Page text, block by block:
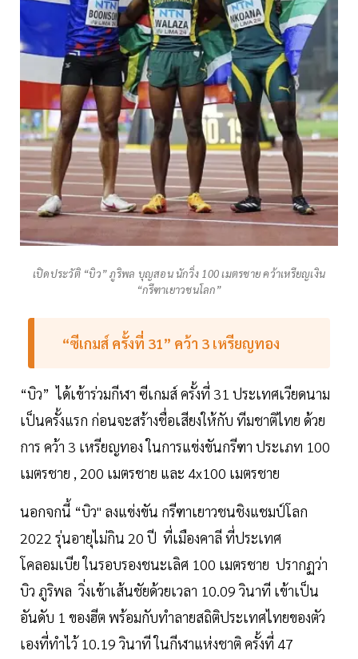
เปิดประวัติ “บิว” ภูริพล บุญสอน นักวิ่ง 100 เมตรชาย คว้าเหรียญเงิน
“กรีฑาเยาวชนโลก”
“ซีเกมส์ ครั้งที่ 31” คว้า 3 เหรียญทอง
“บิว” ได้เข้าร่วมกีฬา ซีเกมส์ ครั้งที่ 31 ประเทศเวียดนาม
เป็นครั้งแรก ก่อนจะสร้างชื่อเสียงให้กับ ทีมชาติไทย ด้วย
การ คว้า 3 เหรียญทอง ในการแข่งขันกรีฑา ประเภท 100
เมตรชาย , 200 เมตรชาย และ 4x100 เมตรชาย
นอกจกนี้ “บิว" ลงแข่งขัน กรีฑาเยาวชนชิงแชมป์โลก
2022 รุ่นอายุไม่กิน 20 ปี ที่เมืองคาลี ที่ประเทศ
โคลอมเบีย ในรอบรองชนะเลิศ 100 เมตรชาย ปรากฏว่า
บิว ภูริพล วิ่งเข้าเส้นชัยด้วยเวลา 10.09 วินาที เข้าเป็น
อันดับ 1 ของฮีต พร้อมกับทำลายสถิติประเทศไทยของตัว
เองที่ทำไว้ 10.19 วินาที ในกีฬาแห่งชาติ ครั้งที่ 47